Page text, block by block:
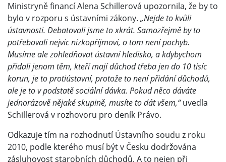
Ministryně financí Alena Schillerová upozornila, že by to
bylo v rozporu s ústavními zákony. „Nejde to kvůli
ústavnosti. Debatovali jsme to xkrát. Samozřejmě by to
potřebovali nejvíc nízkopříjmoví, o tom není pochyb.
Musíme ale zohledňovat ústavní hledisko, a kdybychom
přidali jenom těm, kteří mají důchod třeba jen do 10 tisíc
korun, je to protiústavní, protože to není přidání důchodů,
ale je to v podstatě sociální dávka. Pokud něco dáváte
jednorázově nějaké skupině, musíte to dát všem,“uvedla
Schillerová v rozhovoru pro deník Právo.
Odkazuje tím na rozhodnutí Ústavního soudu z roku
2010, podle kterého musí být v Česku dodržována
zásluhovost starobních důchodů. A to nejen při